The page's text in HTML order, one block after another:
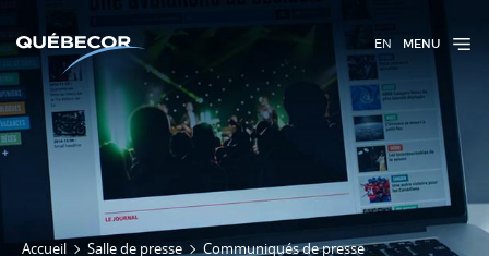
EN MENU
Accueil Salle de presse Communiqués de presse